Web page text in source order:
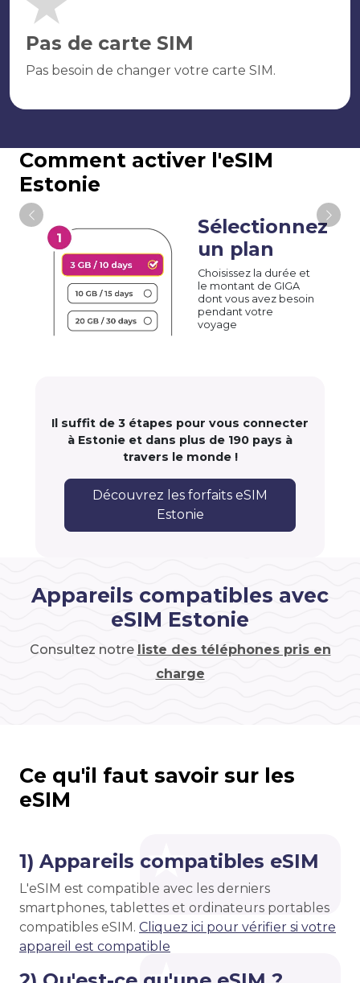
Pas de carte SIM
Pas besoin de changer votre carte SIM.
Comment activer l'eSIM
Estonie
Sélectionnez
un plan
Choisissez la durée et
le montant de GIGA
dont vous avez besoin
pendant votre
voyage
Il suffit de 3 étapes pour vous connecter
à Estonie et dans plus de 190 pays à
travers le monde !
Découvrez les forfaits eSIM
Estonie
Appareils compatibles avec
eSIM Estonie
Consultez notre liste des téléphones pris en
charge
Ce qu'il faut savoir sur les
eSIM
1) Appareils compatibles eSIM
L'eSIM est compatible avec les derniers
smartphones, tablettes et ordinateurs portables
compatibles eSIM. Cliquez ici pour vérifier si votre
appareil est compatible